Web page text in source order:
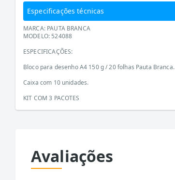
Especificações técnicas
MARCA: PAUTA BRANCA
MODELO: 524088
ESPECIFICAÇÕES:
Bloco para desenho A4 150 g / 20 folhas Pauta Branca.
Caixa com 10 unidades.
KIT COM 3 PACOTES
Avaliações